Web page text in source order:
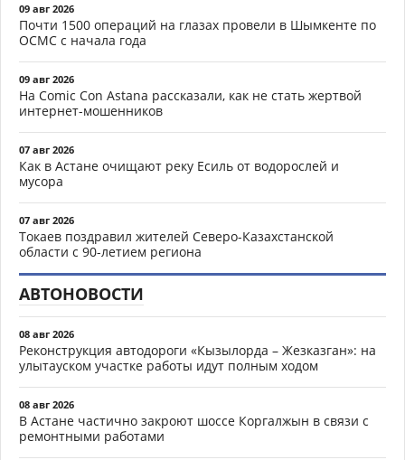
09 авг 2026
Почти 1500 операций на глазах провели в Шымкенте по
ОСМС с начала года
09 авг 2026
На Comic Con Astana рассказали, как не стать жертвой
интернет-мошенников
07 авг 2026
Как в Астане очищают реку Есиль от водорослей и
мусора
07 авг 2026
Токаев поздравил жителей Северо-Казахстанской
области с 90-летием региона
АВТОНОВОСТИ
08 авг 2026
Реконструкция автодороги «Кызылорда – Жезказган»: на
улытауском участке работы идут полным ходом
08 авг 2026
В Астане частично закроют шоссе Коргалжын в связи с
ремонтными работами